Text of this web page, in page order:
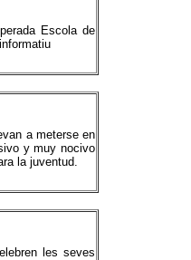
Escola de
a meterse en
y muy nocivo
la juventud.
les seves